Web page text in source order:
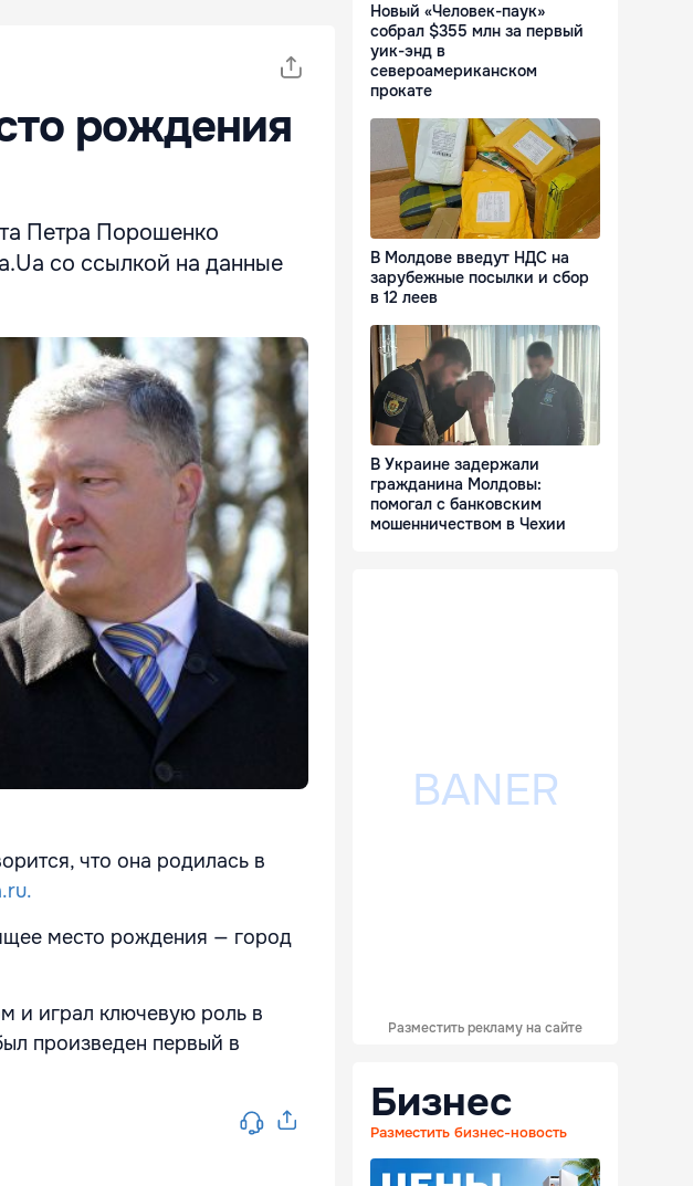
рождения
Петра Порошенко
со ссылкой на данные
что она родилась в
место рождения — город
и играл ключевую роль в
произведен первый в
Новый «Человек-паук»
собрал $355 млн за первый
уик-энд в
североамериканском
прокате
В Молдове введут НДС на
зарубежные посылки и сбор
в 12 леев
В Украине задержали
гражданина Молдовы:
помогал с банковским
мошенничеством в Чехии
Разместить рекламу на сайте
Бизнес
Разместить бизнес-новость